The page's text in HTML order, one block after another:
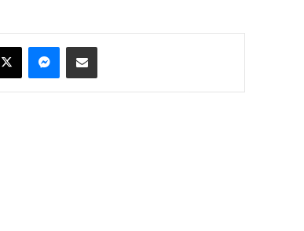
X Messenger
Condividi via Email